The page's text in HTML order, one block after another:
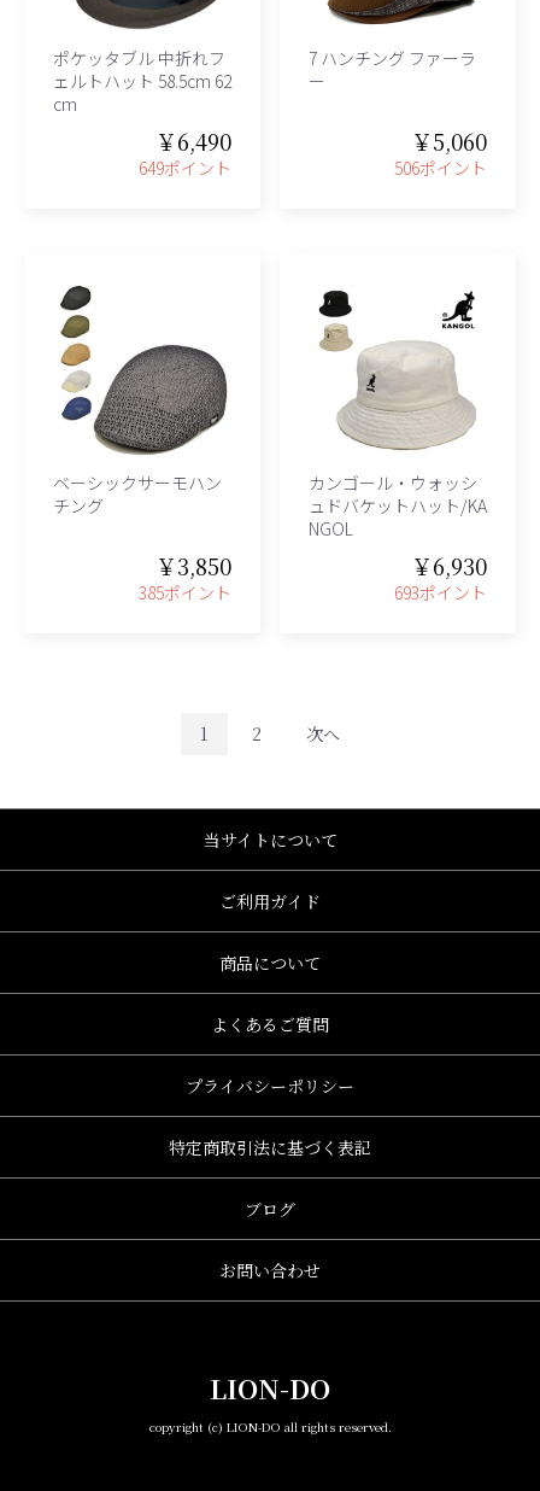
ポケッタブル 中折れフ
ェルトハット 58.5cm 62
cm
￥6,490
649ポイント
7 ハンチング ファーラ
ー
￥5,060
506ポイント
ベーシックサーモハン
チング
￥3,850
385ポイント
カンゴール・ウォッシ
ュドバケットハット/KA
NGOL
￥6,930
693ポイント
1 2 次へ
当サイトについて
ご利用ガイド
商品について
よくあるご質問
プライバシーポリシー
特定商取引法に基づく表記
ブログ
お問い合わせ
LION-DO
copyright (c) LION-DO all rights reserved.